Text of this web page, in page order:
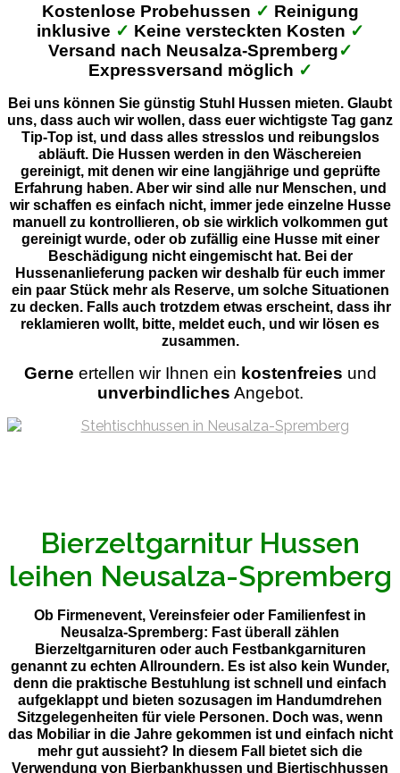
Kostenlose Probehussen ✓ Reinigung
inklusive ✓ Keine versteckten Kosten ✓
Versand nach Neusalza-Spremberg✓
Expressversand möglich ✓
Bei uns können Sie günstig Stuhl Hussen mieten. Glaubt
uns, dass auch wir wollen, dass euer wichtigste Tag ganz
Tip-Top ist, und dass alles stresslos und reibungslos
abläuft. Die Hussen werden in den Wäschereien
gereinigt, mit denen wir eine langjährige und geprüfte
Erfahrung haben. Aber wir sind alle nur Menschen, und
wir schaffen es einfach nicht, immer jede einzelne Husse
manuell zu kontrollieren, ob sie wirklich volkommen gut
gereinigt wurde, oder ob zufällig eine Husse mit einer
Beschädigung nicht eingemischt hat. Bei der
Hussenanlieferung packen wir deshalb für euch immer
ein paar Stück mehr als Reserve, um solche Situationen
zu decken. Falls auch trotzdem etwas erscheint, dass ihr
reklamieren wollt, bitte, meldet euch, und wir lösen es
zusammen.
Gerne ertellen wir Ihnen ein kostenfreies und
unverbindliches Angebot.
Bierzeltgarnitur Hussen
leihen Neusalza-Spremberg
Ob Firmenevent, Vereinsfeier oder Familienfest in
Neusalza-Spremberg: Fast überall zählen
Bierzeltgarnituren oder auch Festbankgarnituren
genannt zu echten Allroundern. Es ist also kein Wunder,
denn die praktische Bestuhlung ist schnell und einfach
aufgeklappt und bieten sozusagen im Handumdrehen
Sitzgelegenheiten für viele Personen. Doch was, wenn
das Mobiliar in die Jahre gekommen ist und einfach nicht
mehr gut aussieht? In diesem Fall bietet sich die
Verwendung von Bierbankhussen und Biertischhussen